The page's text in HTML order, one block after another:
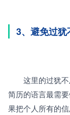
3、避免过犹
这里的过犹不
简历的语言最需
果把个人所有的